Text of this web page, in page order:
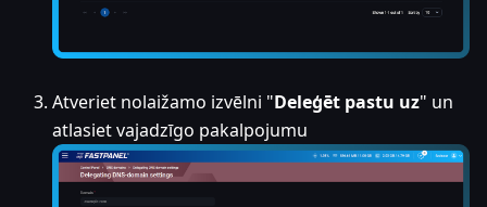
Atveriet nolaižamo izvēlni "Deleģēt pastu uz" un
atlasiet vajadzīgo pakalpojumu